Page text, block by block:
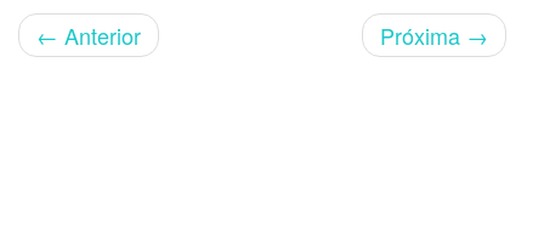
← Anterior Próxima →